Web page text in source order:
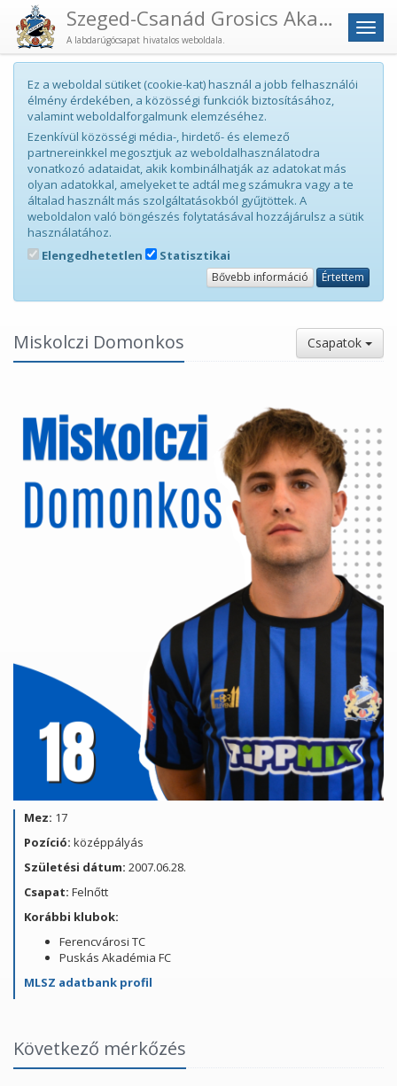
Menü
Szeged-Csanád Grosics Akadémia
A labdarúgócsapat hivatalos weboldala.
Ez a weboldal sütiket (cookie-kat) használ a jobb felhasználói
élmény érdekében, a közösségi funkciók biztosításához,
valamint weboldalforgalmunk elemzéséhez.
Ezenkívül közösségi média-, hirdető- és elemező
partnereinkkel megosztjuk az weboldalhasználatodra
vonatkozó adataidat, akik kombinálhatják az adatokat más
olyan adatokkal, amelyeket te adtál meg számukra vagy a te
általad használt más szolgáltatásokból gyűjtöttek. A
weboldalon való böngészés folytatásával hozzájárulsz a sütik
használatához.
Elengedhetetlen
Statisztikai
Bővebb információ Értettem
Miskolczi Domonkos Csapatok
Mez: 17
Pozíció: középpályás
Születési dátum: 2007.06.28.
Csapat: Felnőtt
Korábbi klubok:
Ferencvárosi TC
Puskás Akadémia FC
MLSZ adatbank profil
Következő mérkőzés